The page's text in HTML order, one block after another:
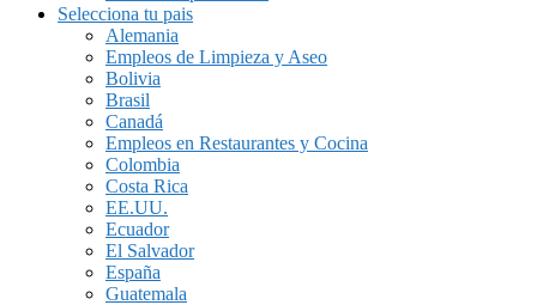
Selecciona tu pais
Alemania
Empleos de Limpieza y Aseo
Bolivia
Brasil
Canadá
Empleos en Restaurantes y Cocina
Colombia
Costa Rica
EE.UU.
Ecuador
El Salvador
España
Guatemala